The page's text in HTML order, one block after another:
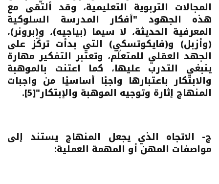
المجالات التربوية التعليمية، وقد ألتقى مع
هذه الجهود "أفكار المدرسة السلوكية
المعرفية الحديثة، لا سيما (بياجيه)، و(برونر)،
(وأزبل) و(فايكوتسكي) التي بدأت تركّز على
الجهد العقلي للمتعلّم، وتعتبر التفكير مهارة
ينبغي التدرب عليها، كما اعتنت بالموهبة
والابتكار باعتبارها واجبًا أساسيًا من واجبات
المنهاج إثارة وتوجيه الموهبة والإبتكار"[5]
.
ج- الاتجاه الذي يجعل المنهاج يستند إلى
مواصفات المهن أو المهمة العملية: